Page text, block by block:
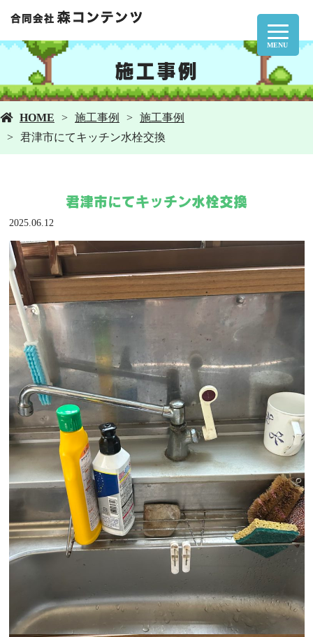
MENU
施工事例
HOME 施工事例
施工事例
君津市にてキッチン水栓交換
君津市にてキッチン水栓交換
2025.06.12